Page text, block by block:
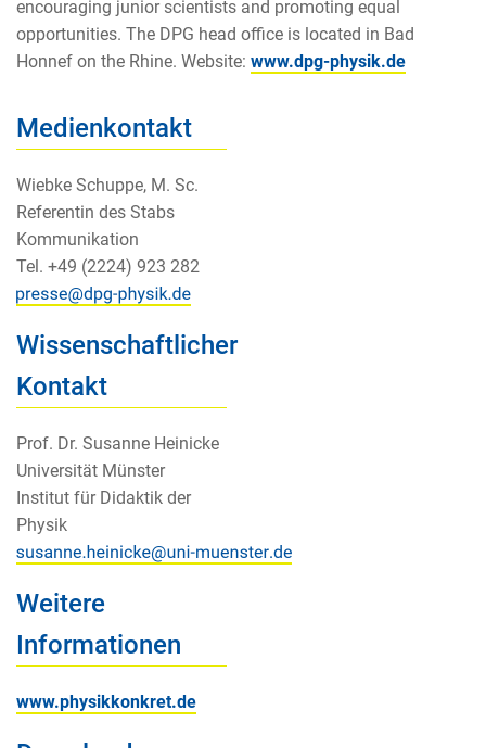
encouraging junior scientists and promoting equal
opportunities. The DPG head office is located in Bad
Honnef on the Rhine. Website: www.dpg-physik.de
Medienkontakt
Wiebke Schuppe, M. Sc.
Referentin des Stabs
Kommunikation
Tel. +49 (2224) 923 282
Wissenschaftlicher
Kontakt
Prof. Dr. Susanne Heinicke
Universität Münster
Institut für Didaktik der
Physik
Weitere
Informationen
www.physikkonkret.de